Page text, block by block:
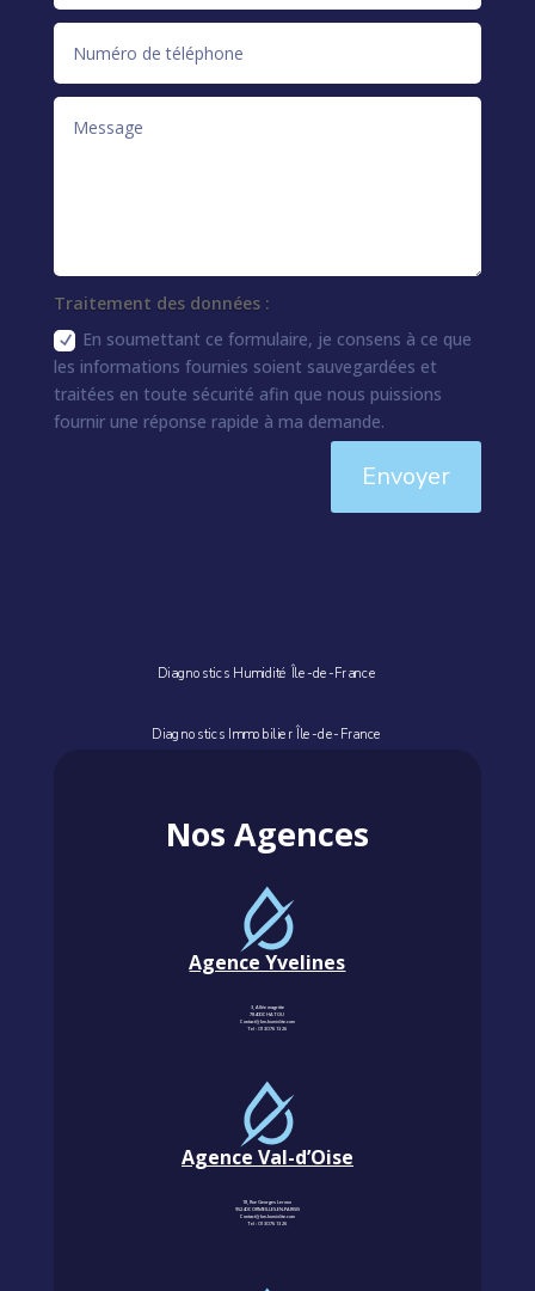
Traitement des données :
En soumettant ce formulaire, je consens à ce que
les informations fournies soient sauvegardées et
traitées en toute sécurité afin que nous puissions
fournir une réponse rapide à ma demande.
Envoyer
Diagnostics Humidité Île-de-France
Diagnostics Immobilier Île-de-France
Nos Agences
Agence Yvelines
3, Allée magritte
78400 CHATOU
Contact@km-humidite.com
Tel :01 30 76 13 26
Agence Val-d’Oise
18, Rue Georges Leroux
95240 CORMEILLES-EN-PARISIS
Contact@km-humidite.com
Tel :01 30 76 13 26